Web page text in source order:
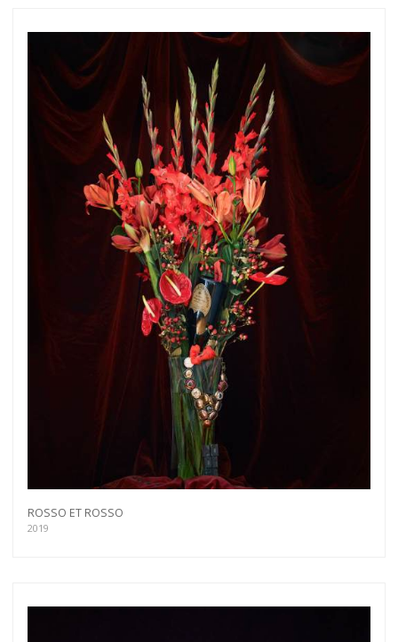
ROSSO ET ROSSO
2019